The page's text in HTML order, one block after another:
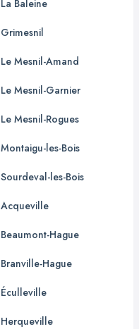
La Baleine
Grimesnil
Le Mesnil-Amand
Le Mesnil-Garnier
Le Mesnil-Rogues
Montaigu-les-Bois
Sourdeval-les-Bois
Acqueville
Beaumont-Hague
Branville-Hague
Éculleville
Herqueville